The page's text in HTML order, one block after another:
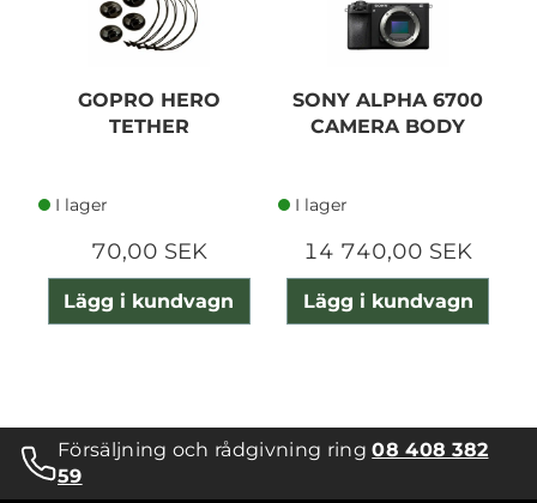
GOPRO HERO
TETHER
I lager
70,00 SEK
Lägg i kundvagn
SONY ALPHA 6700
CAMERA BODY
I lager
14 740,00 SEK
Lägg i kundvagn
Försäljning och rådgivning ring08 408 382
59